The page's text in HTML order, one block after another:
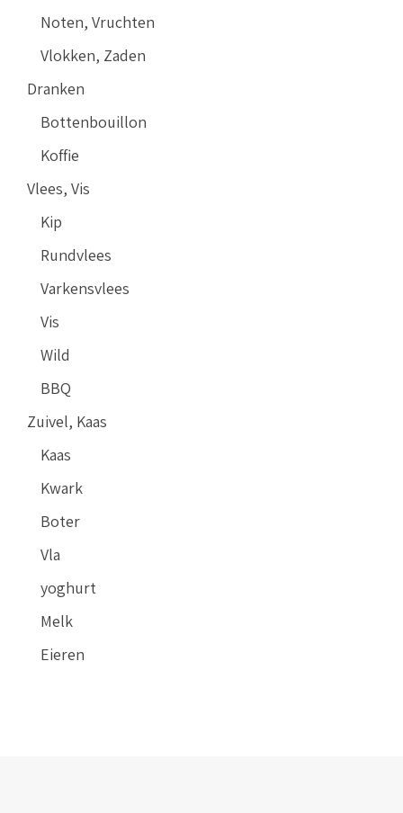
Noten, Vruchten
Vlokken, Zaden
Dranken
Bottenbouillon
Koffie
Vlees, Vis
Kip
Rundvlees
Varkensvlees
Vis
Wild
BBQ
Zuivel, Kaas
Kaas
Kwark
Boter
Vla
yoghurt
Melk
Eieren